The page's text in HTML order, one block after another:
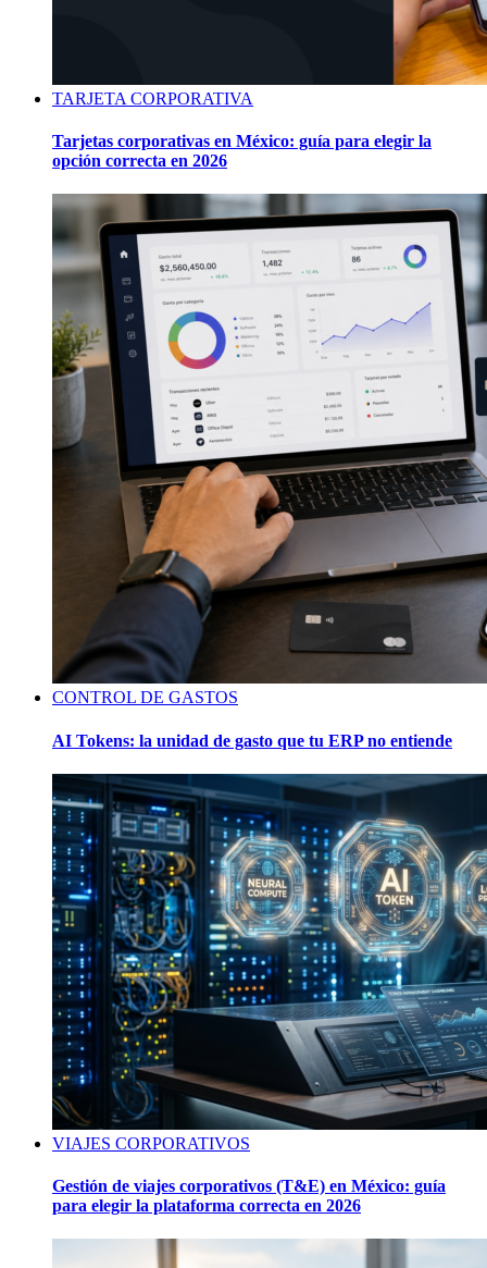
TARJETA CORPORATIVA
Tarjetas corporativas en México: guía para elegir la
opción correcta en 2026
CONTROL DE GASTOS
AI Tokens: la unidad de gasto que tu ERP no entiende
VIAJES CORPORATIVOS
Gestión de viajes corporativos (T&E) en México: guía
para elegir la plataforma correcta en 2026